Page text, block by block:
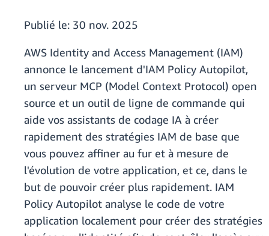
Publié le: 30 nov. 2025
AWS Identity and Access Management (IAM)
annonce le lancement d'IAM Policy Autopilot,
un serveur MCP (Model Context Protocol) open
source et un outil de ligne de commande qui
aide vos assistants de codage IA à créer
rapidement des stratégies IAM de base que
vous pouvez affiner au fur et à mesure de
l'évolution de votre application, et ce, dans le
but de pouvoir créer plus rapidement. IAM
Policy Autopilot analyse le code de votre
application localement pour créer des stratégies